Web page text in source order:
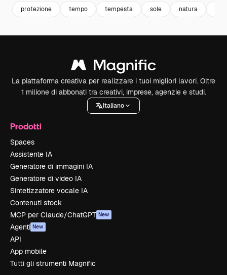
protezione tempo tempesta sole natura
La piattaforma creativa per realizzare i tuoi migliori lavori. Oltre
1 milione di abbonati tra creativi, imprese, agenzie e studi.
Italiano
Prodotti
Spaces
Assistente IA
Generatore di immagini IA
Generatore di video IA
Sintetizzatore vocale IA
Contenuti stock
MCP per Claude/ChatGPT New
Agenti New
API
App mobile
Tutti gli strumenti Magnific